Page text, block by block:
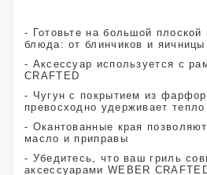
- Готовьте на большой
блюда: от блинчиков и
- Аксессуар используется с
CRAFTED
- Чугун с покрытием из
превосходно удерживает тепло
- Окантованные края
масло и приправы
- Убедитесь, что ваш гриль
аксессуарами WEBER